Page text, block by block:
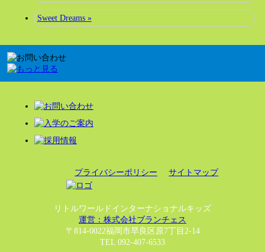
Sweet Dreams »
プライバシーポリシー サイトマップ
リトルワールドインターナショナルキッズ
運営：株式会社ブランチェス
〒814-0022福岡市早良区原7丁目2-14
TEL 092-407-6533